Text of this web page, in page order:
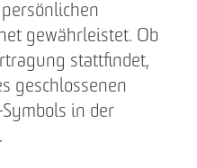
gewährleistet. Ob
stattfindet,
geschlossenen
in der